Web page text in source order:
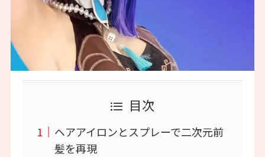
目次
ヘアアイロンとスプレーで二次元前
髪を再現